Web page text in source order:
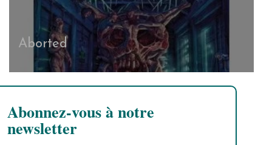
Aborted
Abonnez-vous à notre
newsletter